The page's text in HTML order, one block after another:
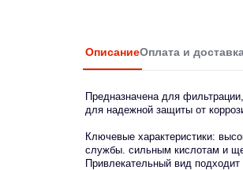
ОписаниеОплата и
Предназначена для
для надежной защиты от
Ключевые характеристики:
службы. сильным кислотам и
Привлекательный вид